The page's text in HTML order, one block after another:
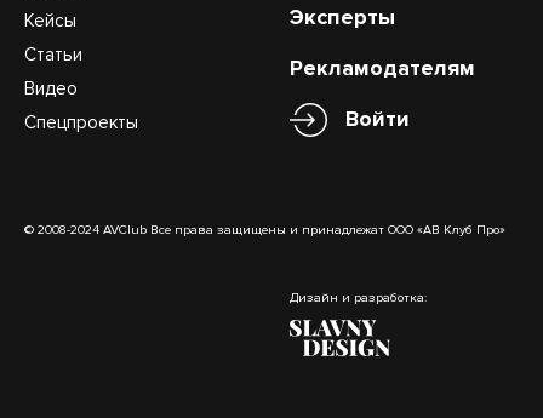
Кейсы
Статьи
Видео
Спецпроекты
Эксперты
Рекламодателям
Войти
© 2008-2024 AVClub Все права защищены и принадлежат ООО «АВ Клуб Про»
Дизайн и разработка: